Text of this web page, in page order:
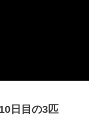
日目の3匹